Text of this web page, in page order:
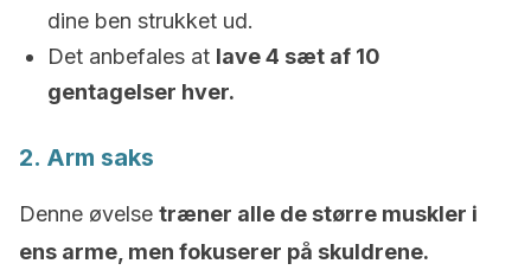
dine ben strukket ud.
Det anbefales at lave 4 sæt af 10
gentagelser hver.
2. Arm saks
Denne øvelse træner alle de større muskler i
ens arme, men fokuserer på skuldrene.